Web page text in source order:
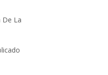
De La